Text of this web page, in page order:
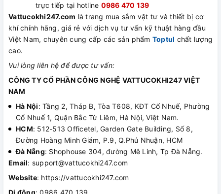
trực tiếp tại hotline 0986 470 139
Vattucokhi247.com là trang mua sắm vật tư và thiết bị cơ
khí chính hãng, giá rẻ với dịch vụ tư vấn kỹ thuật hàng đầu
Việt Nam, chuyên cung cấp các sản phẩm Toptul chất lượng
cao.
Vui lòng liên hệ để được tư vấn:
CÔNG TY CỔ PHẦN CÔNG NGHỆ VATTUCOKHI247 VIỆT
NAM
Hà Nội: Tầng 2, Tháp B, Tòa T608, KĐT Cổ Nhuế, Phường
Cổ Nhuế 1, Quận Bắc Từ Liêm, Hà Nội, Việt Nam.
HCM: 512-513 Officetel, Garden Gate Building, Số 8,
Đường Hoàng Minh Giám, P.9, Q.Phú Nhuận, HCM
Đà Nẵng: Shophouse 304, đường Mê Linh, Tp Đà Nẵng.
Email: support@vattucokhi247.com
Website: https://vattucokhi247.com
Di động: 0986 470 139